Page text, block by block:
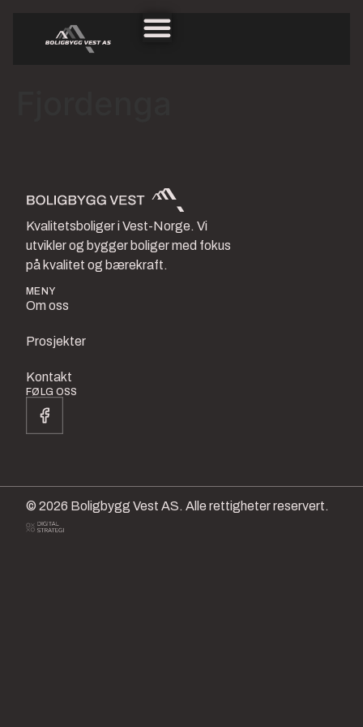
Kvalitetsboliger i Vest-Norge. Vi
utvikler og bygger boliger med fokus
på kvalitet og bærekraft.
MENY
Om oss
Prosjekter
Kontakt
FØLG OSS
© 2026 Boligbygg Vest AS. Alle rettigheter reservert.